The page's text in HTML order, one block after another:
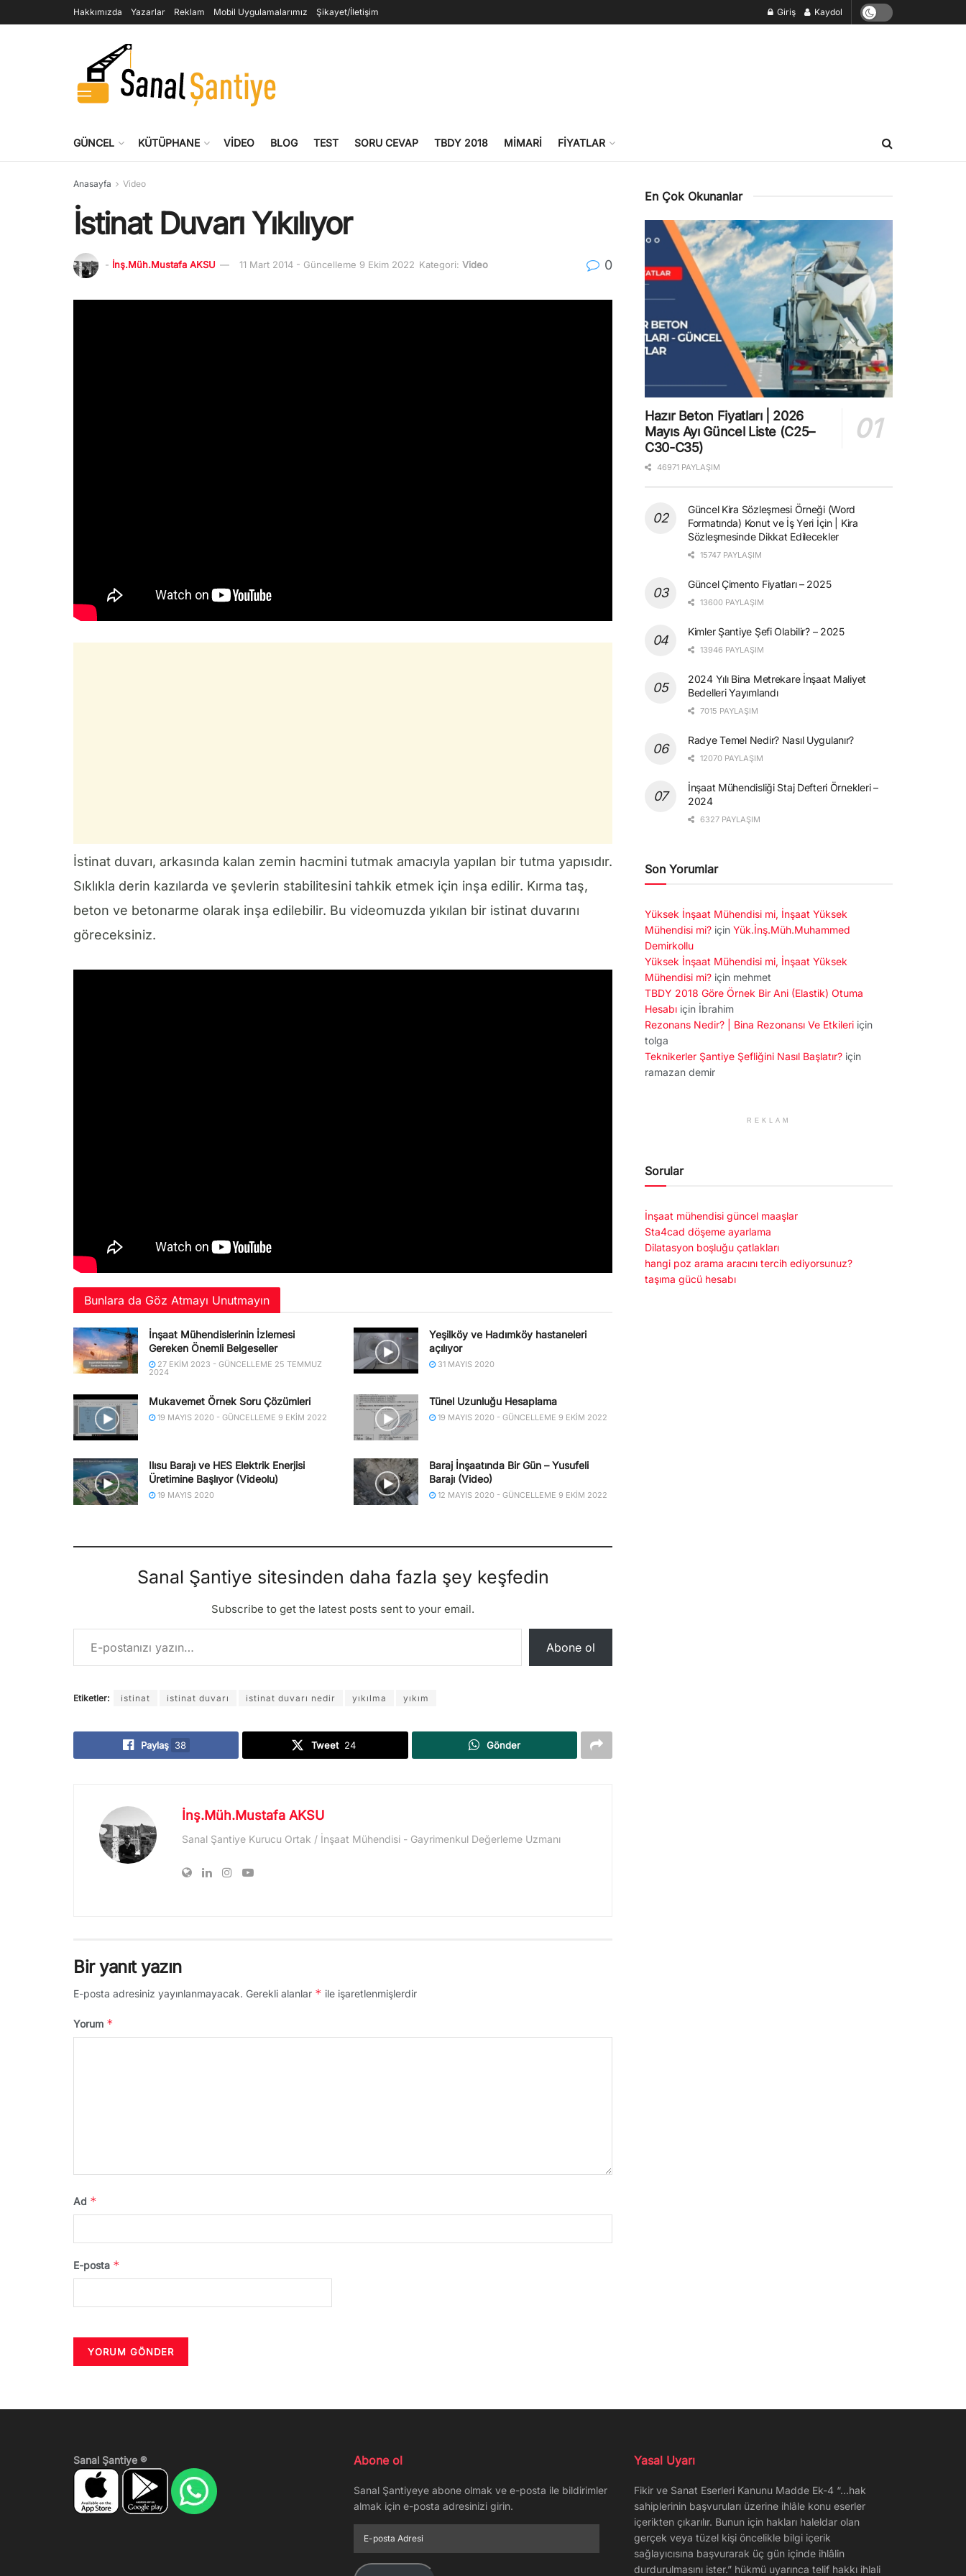
Hakkımızda Yazarlar Reklam Mobil Uygulamalarımız Şikayet/İletişim Giriş Kaydol
GÜNCEL KÜTÜPHANE VIDEO BLOG TEST SORU CEVAP TBDY 2018 MIMARI FIYATLAR
Anasayfa Video
İstinat Duvarı Yıkılıyor
- İnş.Müh.Mustafa AKSU 11 Mart 2014 - Güncelleme 9 Ekim 2022 Kategori: Video 0
İstinat duvarı, arkasında kalan zemin hacmini tutmak amacıyla yapılan bir tutma yapısıdır.
Sıklıkla derin kazılarda ve şevlerin stabilitesini tahkik etmek için inşa edilir. Kırma taş,
beton ve betonarme olarak inşa edilebilir. Bu videomuzda yıkılan bir istinat duvarını
göreceksiniz.
Bunlara da Göz Atmayı Unutmayın
İnşaat Mühendislerinin İzlemesi
Gereken Önemli Belgeseller
27 EKIM 2023 - GÜNCELLEME 25 TEMMUZ
2024
Yeşilköy ve Hadımköy hastaneleri
açılıyor
31 MAYIS 2020
Mukavemet Örnek Soru Çözümleri
19 MAYIS 2020 - GÜNCELLEME 9 EKIM 2022
Tünel Uzunluğu Hesaplama
19 MAYIS 2020 - GÜNCELLEME 9 EKIM 2022
Ilısu Barajı ve HES Elektrik Enerjisi
Üretimine Başlıyor (Videolu)
19 MAYIS 2020
Baraj İnşaatında Bir Gün – Yusufeli
Barajı (Video)
12 MAYIS 2020 - GÜNCELLEME 9 EKIM 2022
Sanal Şantiye sitesinden daha fazla şey keşfedin
Subscribe to get the latest posts sent to your email.
E-postanızı yazın…
Abone ol
Etiketler: istinat istinat duvarı istinat duvarı nedir yıkılma yıkım
Paylaş 38 Tweet 24 Gönder
İnş.Müh.Mustafa AKSU
Sanal Şantiye Kurucu Ortak / İnşaat Mühendisi - Gayrimenkul Değerleme Uzmanı
Bir yanıt yazın
E-posta adresiniz yayınlanmayacak. Gerekli alanlar * ile işaretlenmişlerdir
Yorum *
Ad *
E-posta *
En Çok Okunanlar
Hazır Beton Fiyatları | 2026
Mayıs Ayı Güncel Liste (C25–
C30-C35)
46971 PAYLAŞIM
Güncel Kira Sözleşmesi Örneği (Word
Formatında) Konut ve İş Yeri İçin | Kira
Sözleşmesinde Dikkat Edilecekler
15747 PAYLAŞIM
Güncel Çimento Fiyatları – 2025
13600 PAYLAŞIM
Kimler Şantiye Şefi Olabilir? – 2025
13946 PAYLAŞIM
2024 Yılı Bina Metrekare İnşaat Maliyet
Bedelleri Yayımlandı
7015 PAYLAŞIM
Radye Temel Nedir? Nasıl Uygulanır?
12070 PAYLAŞIM
İnşaat Mühendisliği Staj Defteri Örnekleri –
2024
6327 PAYLAŞIM
Son Yorumlar
Yüksek İnşaat Mühendisi mi, İnşaat Yüksek
Mühendisi mi? için Yük.İnş.Müh.Muhammed
Demirkollu
Yüksek İnşaat Mühendisi mi, İnşaat Yüksek
Mühendisi mi? için mehmet
TBDY 2018 Göre Örnek Bir Ani (Elastik) Otuma
Hesabı için İbrahim
Rezonans Nedir? | Bina Rezonansı Ve Etkileri için
tolga
Teknikerler Şantiye Şefliğini Nasıl Başlatır? için
ramazan demir
REKLAM
Sorular
İnşaat mühendisi güncel maaşlar
Sta4cad döşeme ayarlama
Dilatasyon boşluğu çatlakları
hangi poz arama aracını tercih ediyorsunuz?
taşıma gücü hesabı
Sanal Şantiye ® Abone ol
Sanal Şantiyeye abone olmak ve e-posta ile bildirimler
almak için e-posta adresinizi girin.
posta
Adresi
Yasal Uyarı
Fikir ve Sanat Eserleri Kanunu Madde Ek-4 “…hak
sahiplerinin başvuruları üzerine ihlâle konu eserler
içerikten çıkarılır. Bunun için hakları haleldar olan
gerçek veya tüzel kişi öncelikle bilgi içerik
sağlayıcısına başvurarak üç gün içinde ihlâlin
durdurulmasını ister.” hükmü uyarınca telif hakkı ihlali